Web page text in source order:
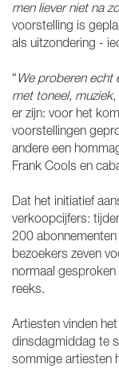
men liever niet na
voorstelling is
als uitzondering -
“ We proberen echt
met toneel,
er zijn: voor het
voorstellingen
andere een
Frank Cools en
Dat het initiatief
verkoopcijfers:
200
bezoekers zeven
normaal
reeks.
Artiesten vinden
dinsdagmiddag te
sommige artiesten